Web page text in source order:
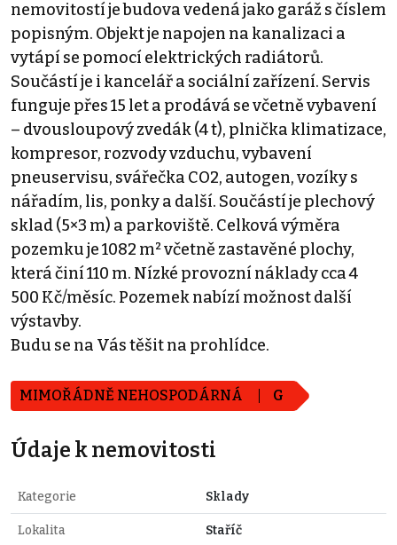
nemovitostí je budova vedená jako garáž s číslem
popisným. Objekt je napojen na kanalizaci a
vytápí se pomocí elektrických radiátorů.
Součástí je i kancelář a sociální zařízení. Servis
funguje přes 15 let a prodává se včetně vybavení
– dvousloupový zvedák (4 t), plnička klimatizace,
kompresor, rozvody vzduchu, vybavení
pneuservisu, svářečka CO2, autogen, vozíky s
nářadím, lis, ponky a další. Součástí je plechový
sklad (5×3 m) a parkoviště. Celková výměra
pozemku je 1082 m² včetně zastavěné plochy,
která činí 110 m. Nízké provozní náklady cca 4
500 Kč/měsíc. Pozemek nabízí možnost další
výstavby.
Budu se na Vás těšit na prohlídce.
MIMOŘÁDNĚ NEHOSPODÁRNÁ G
Údaje k nemovitosti
Kategorie Sklady
Lokalita Staříč